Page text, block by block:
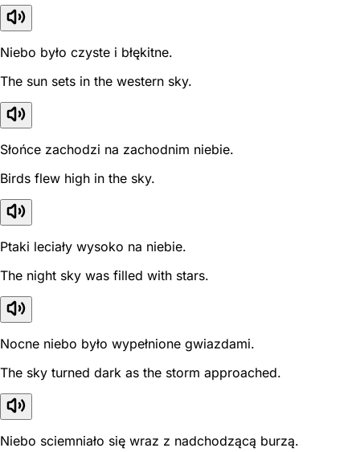
Niebo było czyste i błękitne.
The sun sets in the western sky.
Słońce zachodzi na zachodnim niebie.
Birds flew high in the sky.
Ptaki leciały wysoko na niebie.
The night sky was filled with stars.
Nocne niebo było wypełnione gwiazdami.
The sky turned dark as the storm approached.
Niebo sciemniało się wraz z nadchodzącą burzą.